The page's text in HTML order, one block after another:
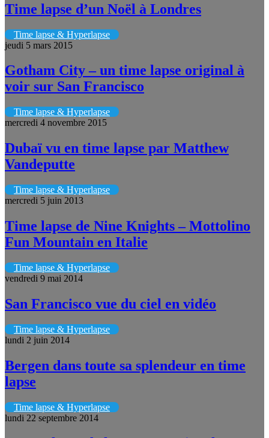
Time lapse d’un Noël à Londres
Time lapse & Hyperlapse
jeudi 5 mars 2015
Gotham City – un time lapse original à
voir sur San Francisco
Time lapse & Hyperlapse
mercredi 4 novembre 2015
Dubaï vu en time lapse par Matthew
Vandeputte
Time lapse & Hyperlapse
mercredi 5 juin 2013
Time lapse de Nine Knights – Mottolino
Fun Mountain en Italie
Time lapse & Hyperlapse
vendredi 9 mai 2014
San Francisco vue du ciel en vidéo
Time lapse & Hyperlapse
lundi 2 juin 2014
Bergen dans toute sa splendeur en time
lapse
Time lapse & Hyperlapse
lundi 22 septembre 2014